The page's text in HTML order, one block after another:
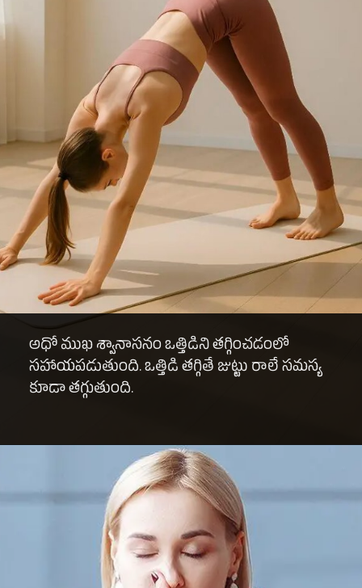
అధో ముఖ శ్వానాసనం ఒత్తిడిని తగ్గించడంలో
సహాయపడుతుంది. ఒత్తిడి తగ్గితే జుట్టు రాలే సమస్య
కూడా తగ్గుతుంది.